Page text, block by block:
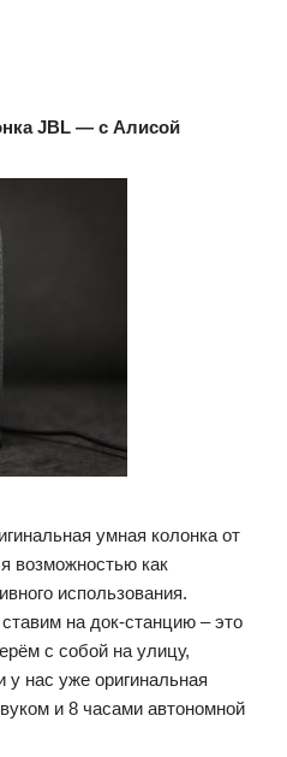
JBL — с Алисой
умная колонка от
возможностью как
использования.
на док-станцию – это
с собой на улицу,
нас уже оригинальная
и 8 часами автономной